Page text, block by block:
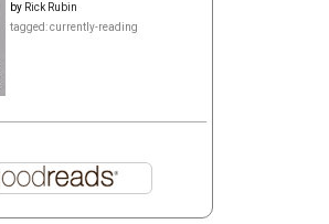
by Rick Rubin
tagged: currently-reading